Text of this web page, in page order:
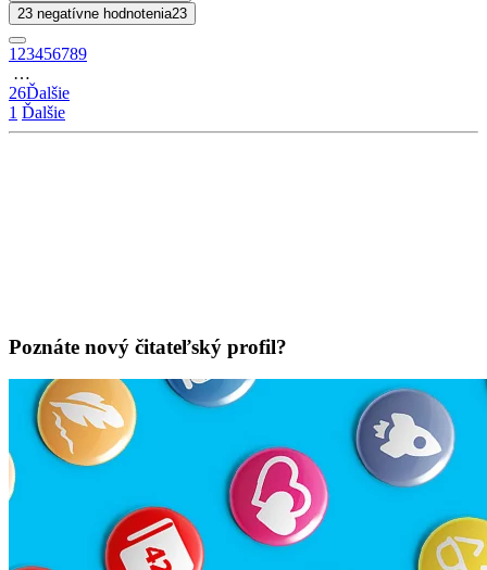
23 negatívne hodnotenia23
1 23456789
…
26Ďalšie
1 Ďalšie
Poznáte nový čitateľský profil?